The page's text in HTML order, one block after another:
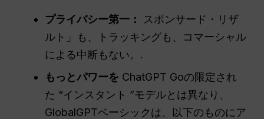
プライバシー第一：
スポンサード・リザ
ルト」も、トラッキングも、コマーシャル
による中断もない。.
もっとパワーを ChatGPT Goの限定され
た “インスタント ”モデルとは異なり、
GlobalGPTベーシックは、以下のものにア